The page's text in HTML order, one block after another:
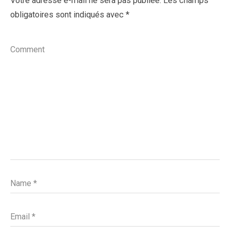
obligatoires sont indiqués avec *
Comment
Name *
Email *